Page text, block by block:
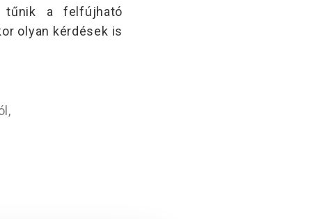
tűnik a felfújható
olyan kérdések is